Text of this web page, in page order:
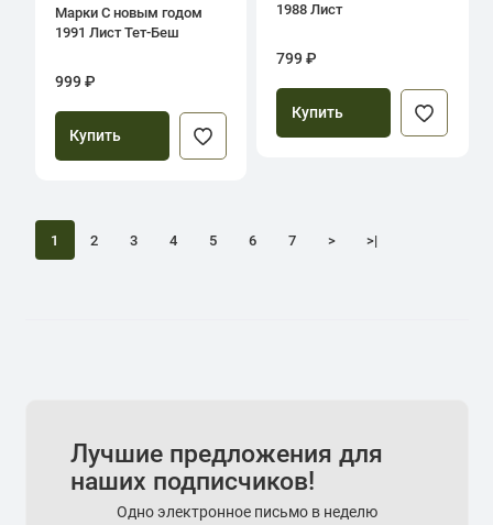
Марки С новым годом
1991 Лист Тет-Беш
999 ₽
Купить
1988 Лист
799 ₽
Купить
1 2 3 4 5 6 7 > >|
Лучшие предложения для
наших подписчиков!
Одно электронное письмо в неделю